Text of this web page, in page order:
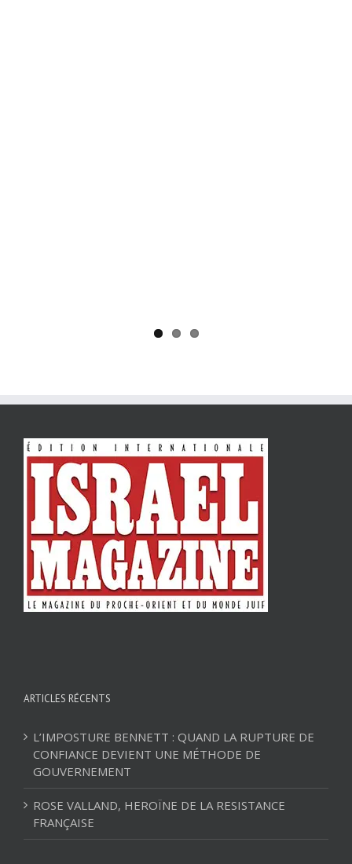
ARTICLES RÉCENTS
L’IMPOSTURE BENNETT : QUAND LA RUPTURE DE
CONFIANCE DEVIENT UNE MÉTHODE DE
GOUVERNEMENT
ROSE VALLAND, HEROÏNE DE LA RESISTANCE
FRANÇAISE